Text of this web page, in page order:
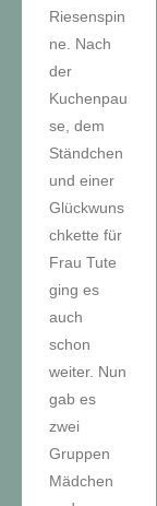
Riesenspin
ne. Nach
der
Kuchenpau
se, dem
Ständchen
und einer
Glückwuns
chkette für
Frau Tute
ging es
auch
schon
weiter. Nun
gab es
zwei
Gruppen
Mädchen